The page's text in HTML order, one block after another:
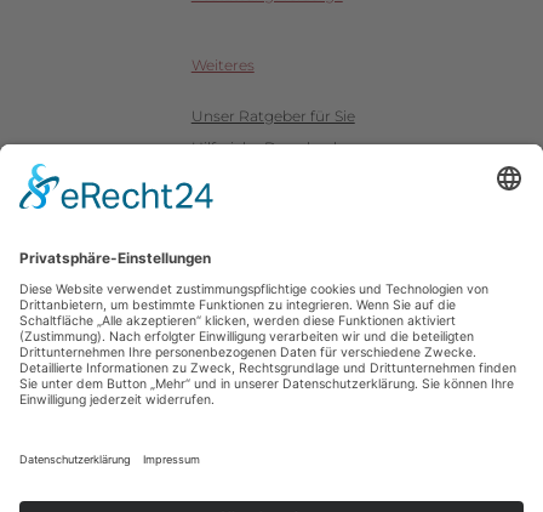
Weiteres
Unser Ratgeber für Sie
Hilfreiche Downloads
Impressum
Datenschutz
Copyright 2026 - Bestattungen Schierding